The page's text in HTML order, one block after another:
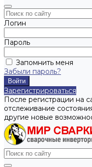
Логин
Пароль
Запомнить меня
Забыли пароль?
Зарегистрироваться
После регистрации на
отслеживание
другие новые